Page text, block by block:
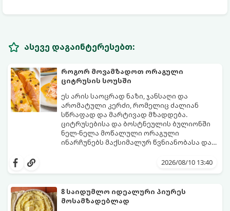
ასევე დაგაინტერესებთ:
როგორ მოვამზადოთ ორაგული
ციტრუსის სოუსში
ეს არის საოცრად ნაზი, ჯანსაღი და
არომატული კერძი, რომელიც ძალიან
სწრაფად და მარტივად მზადდება.
ციტრუსებისა და ბოსტნეულის ბულიონში
ნელ-ნელა მოწალული ორაგული
ინარჩუნებს მაქსიმალურ წვნიანობასა და
„მზიან“ სოუსს, რომელიც ორაგულის
15–20 წუთი ულუფა: 4 პორცია
2026/08/10 13:40
8 საიდუმლო იდეალური პიურეს
მოსამზადებლად